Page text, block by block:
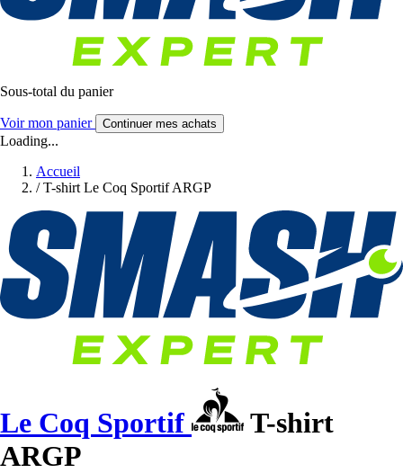
Sous-total du panier
Voir mon panier Continuer mes achats
Loading...
Accueil
/ T-shirt Le Coq Sportif ARGP
Le Coq Sportif
T-shirt
ARGP